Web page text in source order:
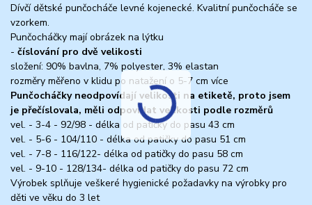
Dívčí dětské punčocháče levné kojenecké. Kvalitní punčocháče se
vzorkem.
Punčocháčky mají obrázek na lýtku
- číslování pro dvě velikosti
složení: 90% bavlna, 7% polyester, 3% elastan
rozměry měřeno v klidu po natažení o 5-7 cm více
Punčocháčky neodpovídají velikosti na etiketě, proto jsem
je přečíslovala, měli odpovídat velikosti podle rozměrů
vel. - 3-4 - 92/98 - délka od patičky do pasu 43 cm
vel. - 5-6 - 104/110 - délka od patičky do pasu 51 cm
vel. - 7-8 - 116/122- délka od patičky do pasu 58 cm
vel. - 9-10 - 128/134- délka od patičky do pasu 72 cm
Výrobek splňuje veškeré hygienické požadavky na výrobky pro
děti ve věku do 3 let